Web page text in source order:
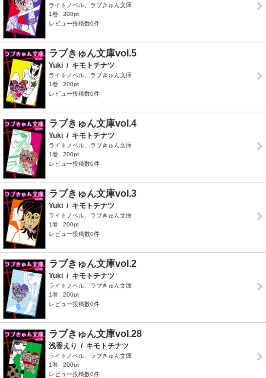
ライトノベル、ラブきゅん文庫
1巻
200pt
レビュー投稿数0件
ラブきゅん文庫vol.5
Yuki / キモトチナツ
ライトノベル、ラブきゅん文庫
1巻
200pt
レビュー投稿数0件
ラブきゅん文庫vol.4
Yuki / キモトチナツ
ライトノベル、ラブきゅん文庫
1巻
200pt
レビュー投稿数0件
ラブきゅん文庫vol.3
Yuki / キモトチナツ
ライトノベル、ラブきゅん文庫
1巻
200pt
レビュー投稿数0件
ラブきゅん文庫vol.2
Yuki / キモトチナツ
ライトノベル、ラブきゅん文庫
1巻
200pt
レビュー投稿数0件
ラブきゅん文庫vol.28
浅香えり / キモトチナツ
ライトノベル、ラブきゅん文庫
1巻
200pt
レビュー投稿数0件